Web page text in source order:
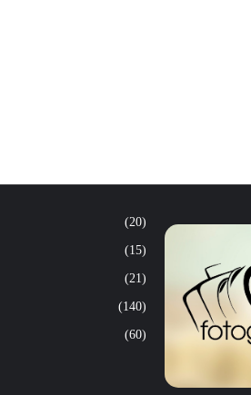
(20)
(15)
(21)
(140)
(60)